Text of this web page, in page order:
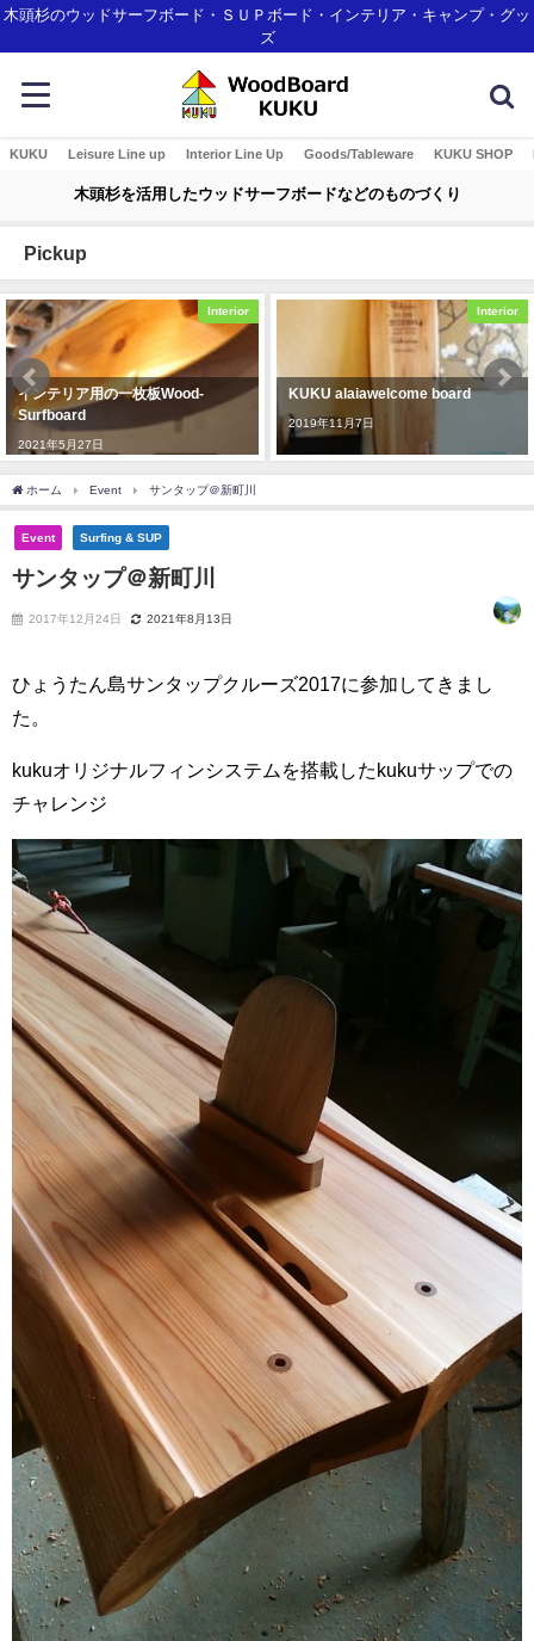
木頭杉のウッドサーフボード・ＳＵＰボード・インテリア・キャンプ・グッ
ズ
KUKU Leisure Line up Interior Line Up Goods/Tableware KUKU SHOP
木頭杉を活用したウッドサーフボードなどのものづくり
Pickup
Interior
インテリア用の一枚板Wood-
Surfboard
2021年5月27日
Interior
KUKU alaiawelcome board
2019年11月7日
ホーム Event サンタップ＠新町川
Event Surfing & SUP
サンタップ＠新町川
2017年12月24日 2021年8月13日
ひょうたん島サンタップクルーズ2017に参加してきまし
た。
kukuオリジナルフィンシステムを搭載したkukuサップでの
チャレンジ